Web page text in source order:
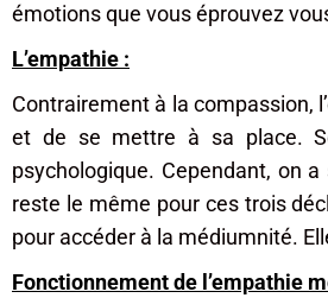
émotions que vous éprouvez
L’empathie :
Contrairement à la compassion,
et de se mettre à sa place.
psychologique. Cependant, on
reste le même pour ces trois
pour accéder à la médiumnité.
Fonctionnement de l’empathie